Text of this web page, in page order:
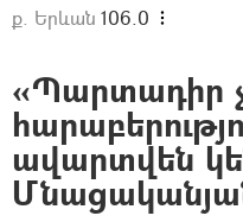
ք. Երևան 106.0
«Պարտադիր
ավարտվեն